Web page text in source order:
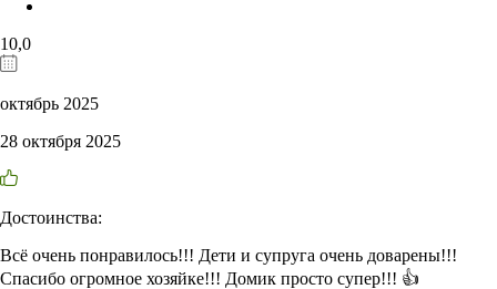
10,0
октябрь 2025
28 октября 2025
Достоинства:
Всё очень понравилось!!! Дети и супруга очень доварены!!!
Спасибо огромное хозяйке!!! Домик просто супер!!! 👍